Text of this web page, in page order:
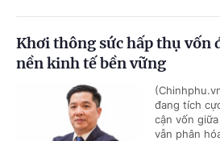
Khơi thông sức hấp thụ vốn
nền kinh tế bền vững
đang tích
cận vốn
vẫn phân